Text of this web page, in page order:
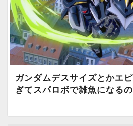
ガンダムデスサイズとかエ
ぎてスパロボで雑魚になる